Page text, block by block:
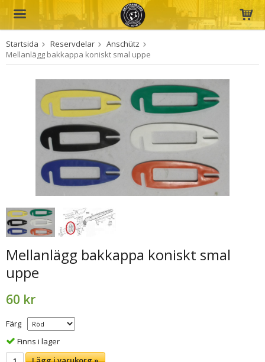
Produkten har blivit tillagd i varukorgen
Startsida Reservdelar
Anschütz
Mellanlägg bakkappa koniskt smal uppe
Mellanlägg bakkappa koniskt smal
uppe
60 kr
Färg
Finns i lager